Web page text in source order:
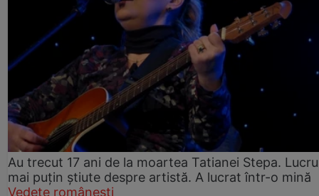
Au trecut 17 ani de la moartea Tatianei Stepa.
mai puțin știute despre artistă. A lucrat într-o mină
Vedete românești